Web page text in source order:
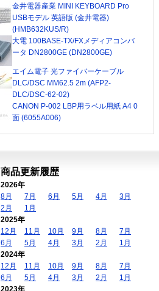
金井電器産業 MINI KEYBOARD Pro
USBモデル 英語版 (金井電器)
(HMB632KUS/R)
大電 100BASE-TX/FXメディアコンバ
ータ DN2800GE (DN2800GE)
エイム電子 光ファイバーケーブル
DLC/DSC MM62.5 2m (AFP2-
DLC/DSC-62-02)
CANON P-002 LBP用ラベル用紙 A4 0
面 (6055A006)
商品更新履歴
2026年
8月
7月 6月 5月 4月
3月
2月
1月
2025年
12月
11月 10月 9月 8月
7月
6月
5月 4月 3月 2月
1月
2024年
12月
11月 10月 9月 8月
7月
6月
5月 4月 3月 2月
1月
2023年